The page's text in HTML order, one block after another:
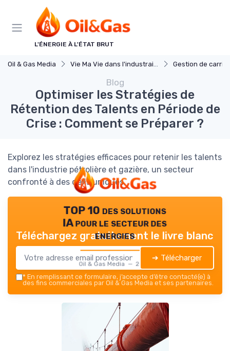
L'ÉNERGIE À L'ÉTAT BRUT
Oil & Gas Media Vie Ma Vie dans l'industraie pétrole et gaz Gestion de
Blog
Optimiser les Stratégies de
Rétention des Talents en Période de
Crise : Comment se Préparer ?
Explorez les stratégies efficaces pour retenir les talents
dans l'industrie pétrolière et gazière, un secteur
confronté à des défis uniques.
TOP 10 des solutions
IA pour le secteur des
energies
Oil & Gas Media — 2026
Téléchargez gratuitement le livre blanc
➔ Télécharger
* En remplissant ce formulaire, j’accepte d’être contacté(e) à
des fins commerciales par Oil & Gas Media et ses partenaires.
Panneau de gestion des cookies